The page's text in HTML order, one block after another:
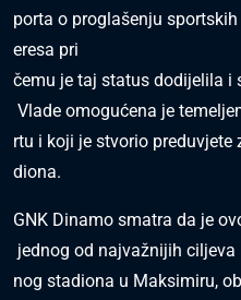
porta o proglašenju
eresa pri
čemu je taj status dodijelila i
Vlade omogućena je
rtu i koji je stvorio
diona.
GNK Dinamo smatra da je
jednog od najvažnijih
nog stadiona u Maksimiru,